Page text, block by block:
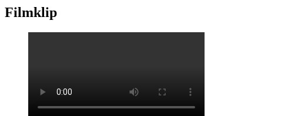
Filmklip